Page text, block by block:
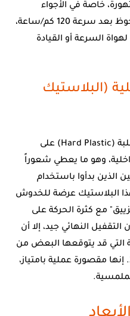
خاصة في الأجواء
العاصفة. الثبات يقل بشكل ملحوظ بعد سرعة 120 كم/ساعة،
السرعة أو القيادة
(البلاستيك
تهيمن الخامات البلاستيكية الصلبة (Hard Plastic) على
وهو ما يعطي شعوراً
الذين بدأوا باستخدام
البلاستيك عرضة للخدوش
مع كثرة الحركة على
النهائي جيد، إلا أن
التي قد يتوقعها البعض من
علامة هيونداي في موديلات 2027. إنها مقصورة عملية بامتياز،